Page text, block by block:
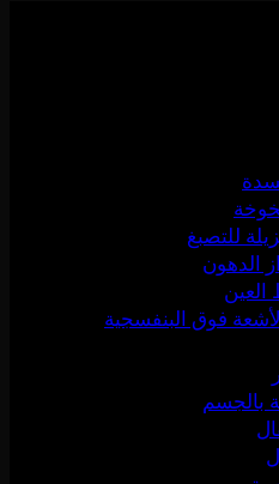
للتصبغ
الدهون
العين
فوق البنفسجية
بالجسم